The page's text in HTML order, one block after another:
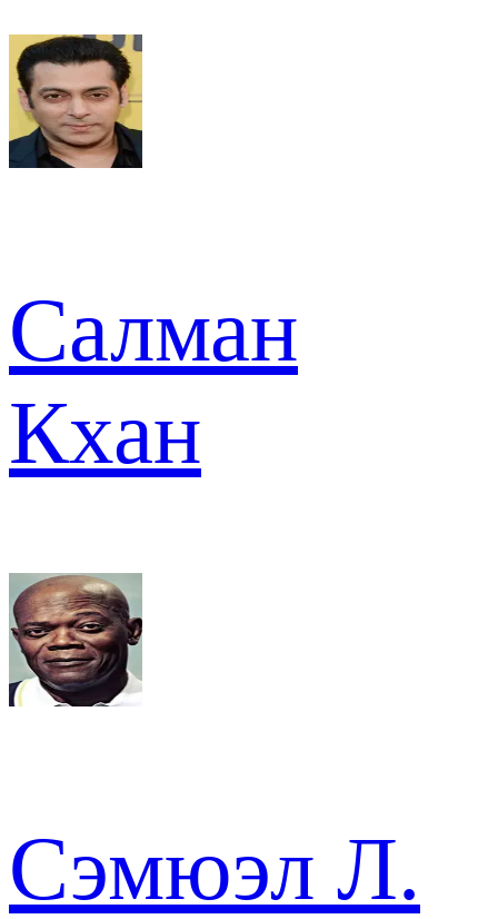
Салман
Кхан
Сэмюэл Л.